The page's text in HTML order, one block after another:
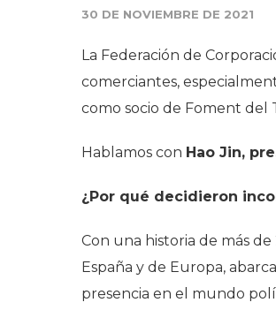
30 DE NOVIEMBRE DE 2021
La Federación de
comerciantes,
como socio de Foment del
Hablamos con Hao Jin,
¿Por qué decidieron
Con una historia de más
España y de Europa,
presencia en el mundo